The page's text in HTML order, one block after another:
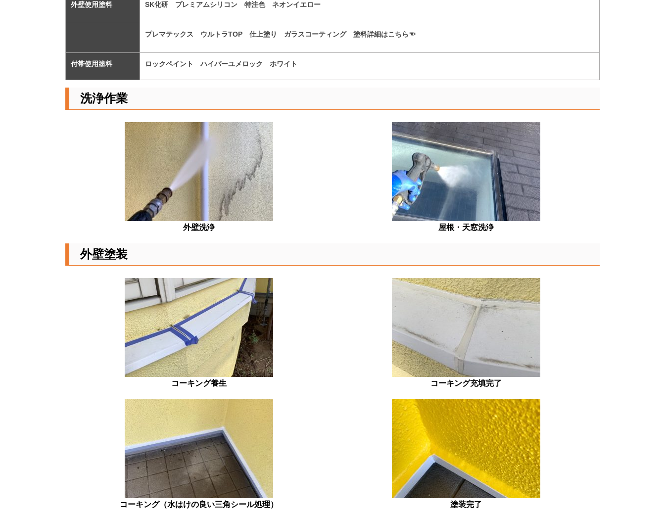
外壁使用塗料 SK化研 プレミアムシリコン 特注色 ネオンイエロー
プレマテックス ウルトラTOP 仕上塗り ガラスコーティング 塗料詳細はこちら☜
付帯使用塗料 ロックペイント ハイパーユメロック ホワイト
洗浄作業
外壁洗浄 屋根・天窓洗浄
外壁塗装
コーキング養生 コーキング充填完了
コーキング（水はけの良い三角シール処理） 塗装完了